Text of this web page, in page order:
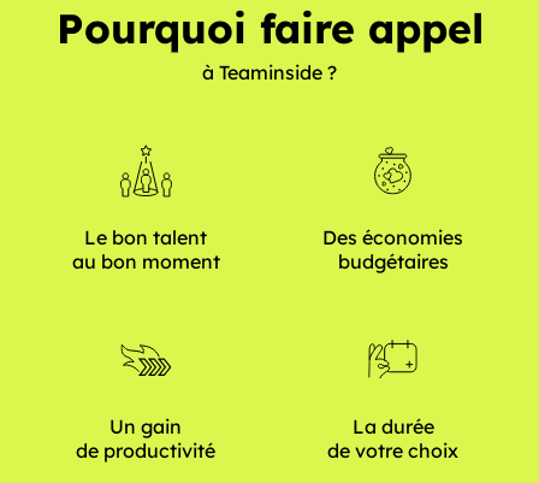
Pourquoi faire appel
à Teaminside ?
Le bon talent
au bon moment
Des économies
budgétaires
Un gain
de productivité
La durée
de votre choix